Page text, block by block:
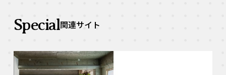
Special関連サイト